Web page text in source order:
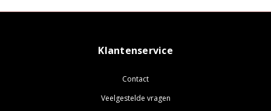
Klantenservice
Contact
Veelgestelde vragen